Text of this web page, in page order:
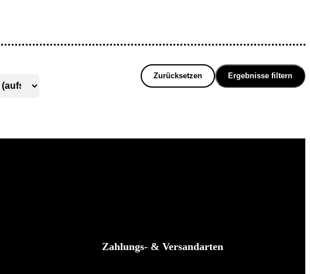
Zurücksetzen Ergebnisse filtern
Zahlungs- & Versandarten